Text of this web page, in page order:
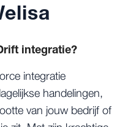
integratie?
integratie
handelingen,
van jouw bedrijf of